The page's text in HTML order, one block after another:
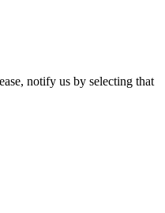
notify us by selecting that